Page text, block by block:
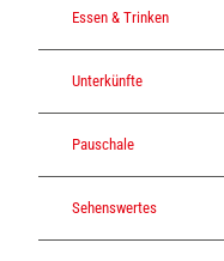
Essen & Trinken
Unterkünfte
Pauschale
Sehenswertes